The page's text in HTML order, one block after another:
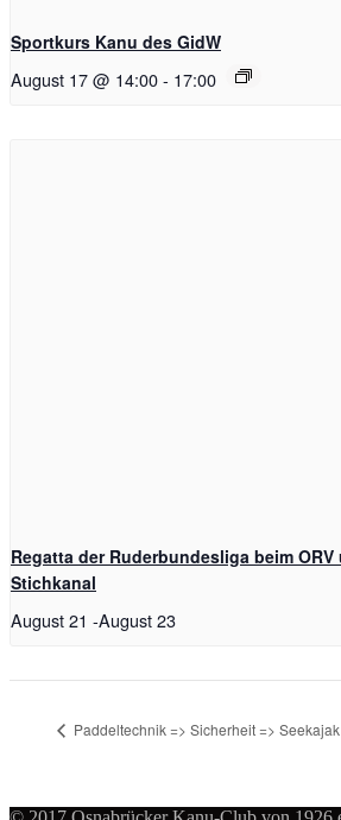
Sportkurs Kanu des GidW
August 17 @ 14:00- 17:00
Regatta der Ruderbundesliga beim
Stichkanal
August 21 -August 23
Paddeltechnik => Sicherheit => Seekajak